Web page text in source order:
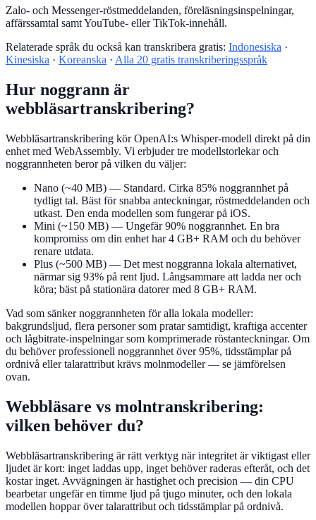
Zalo- och Messenger-röstmeddelanden, föreläsningsinspelningar,
affärssamtal samt YouTube- eller TikTok-innehåll.
Relaterade språk du också kan transkribera gratis: Indonesiska ·
Kinesiska · Koreanska · Alla 20 gratis transkriberingsspråk
Hur noggrann är
webbläsartranskribering?
Webbläsartranskribering kör OpenAI:s Whisper-modell direkt på din
enhet med WebAssembly. Vi erbjuder tre modellstorlekar och
noggrannheten beror på vilken du väljer:
Nano (~40 MB) — Standard. Cirka 85% noggrannhet på
tydligt tal. Bäst för snabba anteckningar, röstmeddelanden och
utkast. Den enda modellen som fungerar på iOS.
Mini (~150 MB) — Ungefär 90% noggrannhet. En bra
kompromiss om din enhet har 4 GB+ RAM och du behöver
renare utdata.
Plus (~500 MB) — Det mest noggranna lokala alternativet,
närmar sig 93% på rent ljud. Långsammare att ladda ner och
köra; bäst på stationära datorer med 8 GB+ RAM.
Vad som sänker noggrannheten för alla lokala modeller:
bakgrundsljud, flera personer som pratar samtidigt, kraftiga accenter
och lågbitrate-inspelningar som komprimerade röstanteckningar. Om
du behöver professionell noggrannhet över 95%, tidsstämplar på
ordnivå eller talarattribut krävs molnmodeller — se jämförelsen
ovan.
Webbläsare vs molntranskribering:
vilken behöver du?
Webbläsartranskribering är rätt verktyg när integritet är viktigast eller
ljudet är kort: inget laddas upp, inget behöver raderas efteråt, och det
kostar inget. Avvägningen är hastighet och precision — din CPU
bearbetar ungefär en timme ljud på tjugo minuter, och den lokala
modellen hoppar över talarattribut och tidsstämplar på ordnivå.